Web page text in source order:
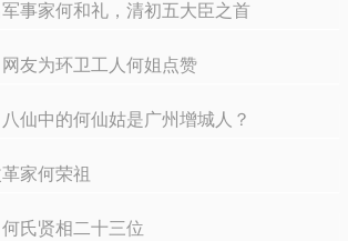
军事家何和礼，清初五大臣之首
网友为环卫工人何姐点赞
八仙中的何仙姑是广州增城人？
家何荣祖
何氏贤相二十三位